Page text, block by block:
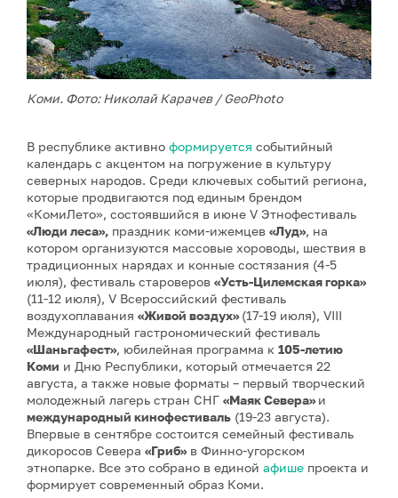
Коми. Фото: Николай Карачев / GeoPhoto
В республике активно формируется событийный
календарь с акцентом на погружение в культуру
северных народов. Среди ключевых событий региона,
которые продвигаются под единым брендом
«КомиЛето», состоявшийся в июне V Этнофестиваль
«Люди леса», праздник коми-ижемцев «Луд», на
котором организуются массовые хороводы, шествия в
традиционных нарядах и конные состязания (4-5
июля), фестиваль староверов «Усть-Цилемская горка»
(11-12 июля), V Всероссийский фестиваль
воздухоплавания «Живой воздух»(17-19 июля), VIII
Международный гастрономический фестиваль
«Шаньгафест», юбилейная программа к 105-летию
Коми и Дню Республики, который отмечается 22
августа, а также новые форматы – первый творческий
молодежный лагерь стран СНГ «Маяк Севера»и
международный кинофестиваль (19-23 августа).
Впервые в сентябре состоится семейный фестиваль
дикоросов Севера «Гриб»в Финно-угорском
этнопарке. Все это собрано в единой афише проекта и
формирует современный образ Коми.